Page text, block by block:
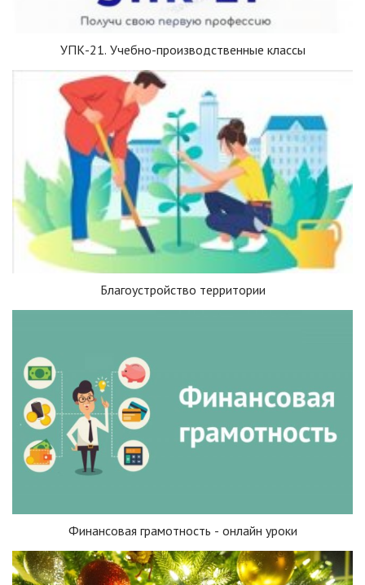
УПК-21. Учебно-производственные классы
Благоустройство территории
Финансовая грамотность - онлайн уроки